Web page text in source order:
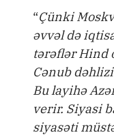
“Çünki
əvvəl də
tərəflər Hind
Cənub
Bu layihə
verir. Siyasi
siyasəti